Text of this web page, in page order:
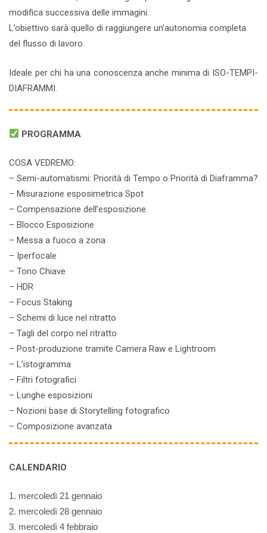
modifica successiva delle immagini.
L’obiettivo sarà quello di raggiungere un’autonomia completa
del flusso di lavoro.
Ideale per chi ha una conoscenza anche minima di ISO-TEMPI-
DIAFRAMMI.
PROGRAMMA
COSA VEDREMO:
– Semi-automatismi: Priorità di Tempo o Priorità di Diaframma?
– Misurazione esposimetrica Spot
– Compensazione dell’esposizione
– Blocco Esposizione
– Messa a fuoco a zona
– Iperfocale
– Tono Chiave
– HDR
– Focus Staking
– Schemi di luce nel ritratto
– Tagli del corpo nel ritratto
– Post-produzione tramite Camera Raw e Lightroom
– L’istogramma
– Filtri fotografici
– Lunghe esposizioni
– Nozioni base di Storytelling fotografico
– Composizione avanzata
CALENDARIO
1. mercoledì 21 gennaio
2. mercoledì 28 gennaio
3. mercoledì 4 febbraio